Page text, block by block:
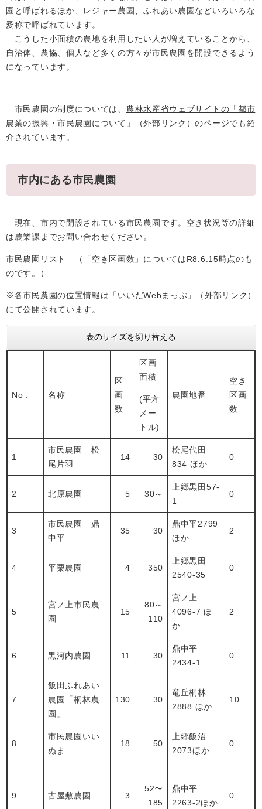
園と呼ばれるほか、レジャー農園、ふれあい農園などいろいろな
愛称で呼ばれています。
こうした小面積の農地を利用したい人が増えていることから、
自治体、農協、個人など多くの方々が市民農園を開設できるよう
になっています。
市民農園の制度については、 農林水産省ウェブサイトの「都市
農業の振興・市民農園について」
（外部リンク）のページでも紹
介されています。
市内にある市民農園
現在、市内で開設されている市民農園です。空き状況等の詳細
は農業課までお問い合わせください。
市民農園リスト （「空き区画数」についてはR8.6.15時点のも
のです。）
※各市民農園の位置情報は 「いいだWebまっぷ」
（外部リンク）
にて公開されています。
表のサイズを切り替える
No． 名称
区
画
数
区画
面積
(平方
メー
トル)
農園地番
空き
区画
数
1
市民農園 松
尾片羽
14 30
松尾代田
834 ほか
0
2 北原農園 5 30～
上郷黒田57-
1
0
3
市民農園 鼎
中平
35 30
鼎中平2799
ほか
2
4 平栗農園 4 350
上郷黒田
2540-35
0
5
宮ノ上市民農
園
15
80～
110
宮ノ上
4096-7 ほ
か
2
6 黒河内農園 11 30
鼎中平
2434-1
0
7
飯田ふれあい
農園「桐林農
園」
130 30
竜丘桐林
2888 ほか
10
8
市民農園いい
ぬま
18 50
上郷飯沼
2073ほか
0
9 古屋敷農園 3
52〜
185
鼎中平
2263-2ほか
0